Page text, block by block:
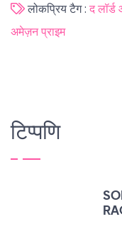
लोकप्रिय टैग : द
अमेज़न प्राइम
टिप्पणि